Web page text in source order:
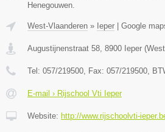
Henegouwen.
West-Vlaanderen » Ieper Google
Augustijnenstraat 58, 8900 Ieper (
Tel: 057/219500, Fax: 057/219500,
E-mail › Rijschool Vti Ieper
Website: http://www.rijschoolvti-